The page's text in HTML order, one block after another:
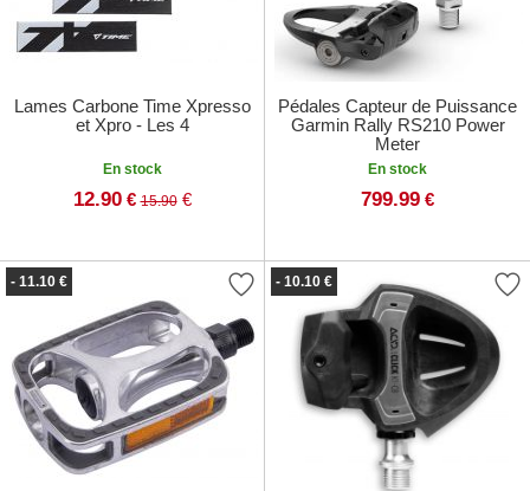
Lames Carbone Time Xpresso
et Xpro - Les 4
En stock
12.90 € 15.90€
Pédales Capteur de Puissance
Garmin Rally RS210 Power
Meter
En stock
799.99 €
- 11.10 € - 10.10 €